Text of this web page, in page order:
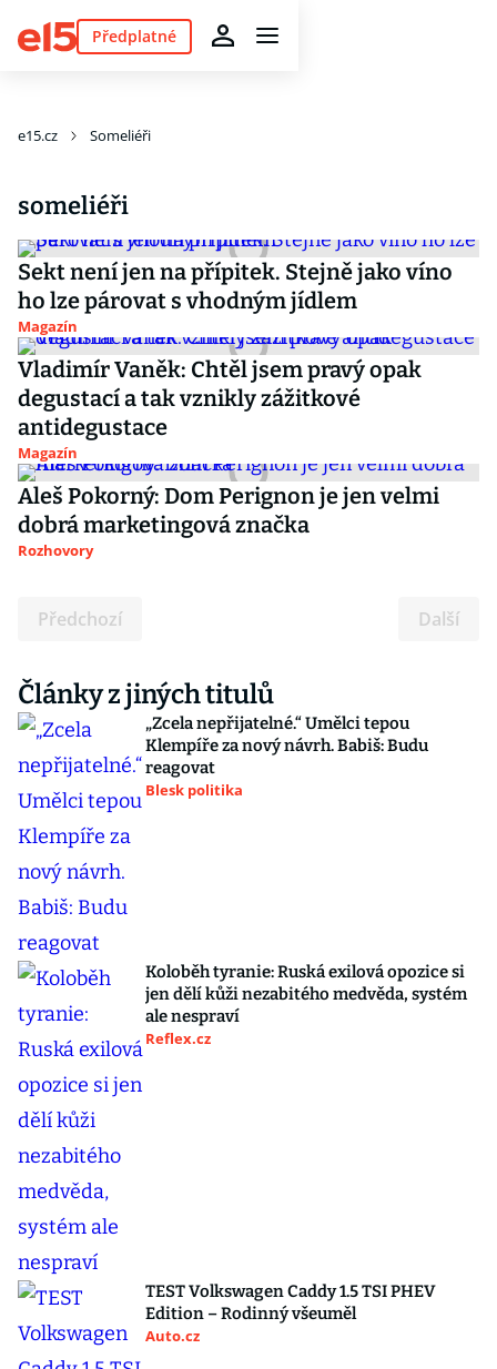
Předplatné
e15.cz Someliéři
someliéři
Sekt není jen na přípitek. Stejně jako víno
ho lze párovat s vhodným jídlem
Magazín
Vladimír Vaněk: Chtěl jsem pravý opak
degustací a tak vznikly zážitkové
antidegustace
Magazín
Aleš Pokorný: Dom Perignon je jen velmi
dobrá marketingová značka
Rozhovory
Předchozí Další
Články z jiných titulů
„Zcela nepřijatelné.“ Umělci tepou
Klempíře za nový návrh. Babiš: Budu
reagovat
Blesk politika
Koloběh tyranie: Ruská exilová opozice si
jen dělí kůži nezabitého medvěda, systém
ale nespraví
Reflex.cz
TEST Volkswagen Caddy 1.5 TSI PHEV
Edition – Rodinný všeuměl
Auto.cz